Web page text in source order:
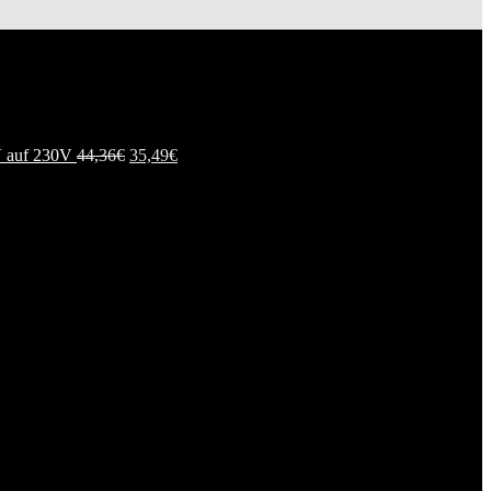
auf 230V 44,36€ 35,49€